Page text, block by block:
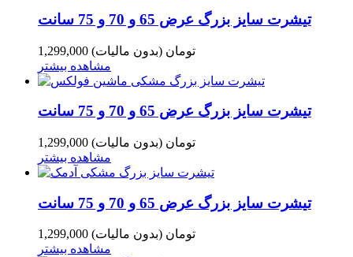
تیشرت سایز بزرگ عرض 65 و 70 و 75 سانت
1,299,000 تومان (بدون مالیات)
مشاهده بیشتر
تیشرت سایز بزرگ عرض 65 و 70 و 75 سانت
1,299,000 تومان (بدون مالیات)
مشاهده بیشتر
تیشرت سایز بزرگ عرض 65 و 70 و 75 سانت
1,299,000 تومان (بدون مالیات)
مشاهده بیشتر